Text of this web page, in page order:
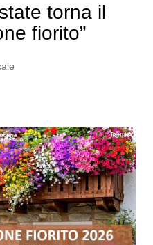
torna il
fiorito”